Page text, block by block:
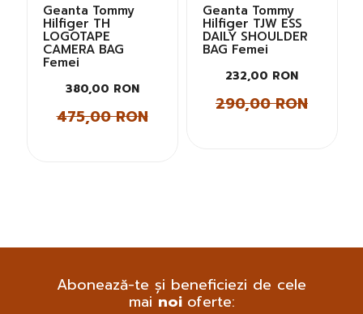
Geanta Tommy
Hilfiger TH
LOGOTAPE
CAMERA BAG
Femei
380,00 RON
475,00 RON
Geanta Tommy
Hilfiger TJW ESS
DAILY SHOULDER
BAG Femei
232,00 RON
290,00 RON
Abonează-te și beneficiezi de cele
mai noi oferte: